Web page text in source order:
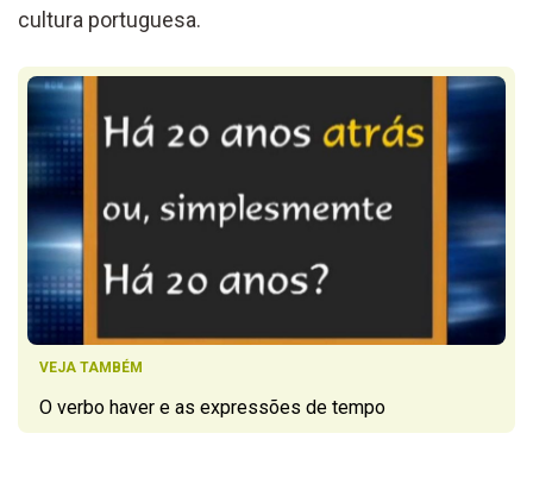
cultura portuguesa.
VEJA TAMBÉM
O verbo haver e as expressões de tempo